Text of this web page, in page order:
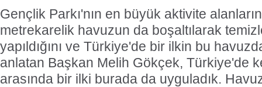
Gençlik Parkı'nın en büyük aktivite
metrekarelik havuzun da boşaltılarak
yapıldığını ve Türkiye'de bir ilkin bu
anlatan Başkan Melih Gökçek, Türkiye'de
arasında bir ilki burada da uyguladık.